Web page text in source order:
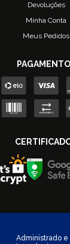
Devoluções
Minha Conta
Meus Pedidos